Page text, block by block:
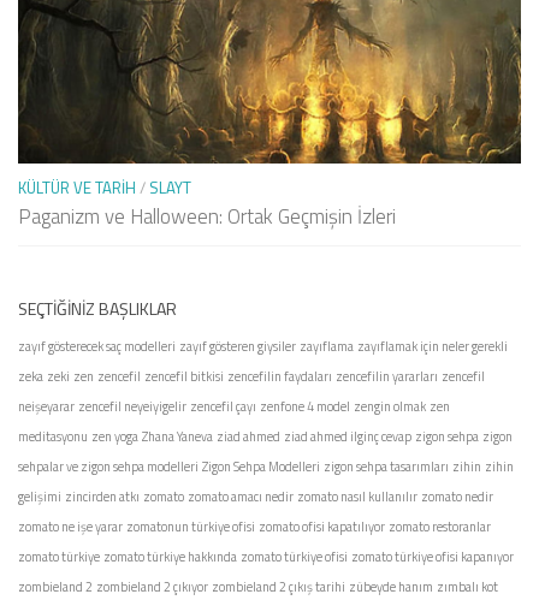
KÜLTÜR VE TARIH / SLAYT
Paganizm ve Halloween: Ortak Geçmişin İzleri
SEÇTIĞINIZ BAŞLIKLAR
zayıf gösterecek saç modelleri zayıf gösteren giysiler zayıflama zayıflamak için neler gerekli
zeka zeki zen zencefil zencefil bitkisi zencefilin faydaları zencefilin yararları zencefil
neişeyarar zencefil neyeiyigelir zencefil çayı zenfone 4 model zengin olmak zen
meditasyonu zen yogaZhana Yaneva ziad ahmed ziad ahmed ilginç cevap zigon sehpa zigon
sehpalar ve zigon sehpa modelleri Zigon Sehpa Modelleri zigon sehpa tasarımları zihin zihin
gelişimi zincirden atkı zomato zomato amacı nedir zomato nasıl kullanılır zomato nedir
zomato ne işe yarar zomatonun türkiye ofisi zomato ofisi kapatılıyor zomato restoranlar
zomato türkiye zomato türkiye hakkında zomato türkiye ofisi zomato türkiye ofisi kapanıyor
zombieland 2 zombieland 2 çıkıyor zombieland 2 çıkış tarihi zübeyde hanım zımbalı kot